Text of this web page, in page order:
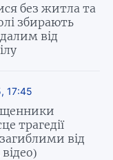
без житла та
збирають
від
17:45
трагедії
від